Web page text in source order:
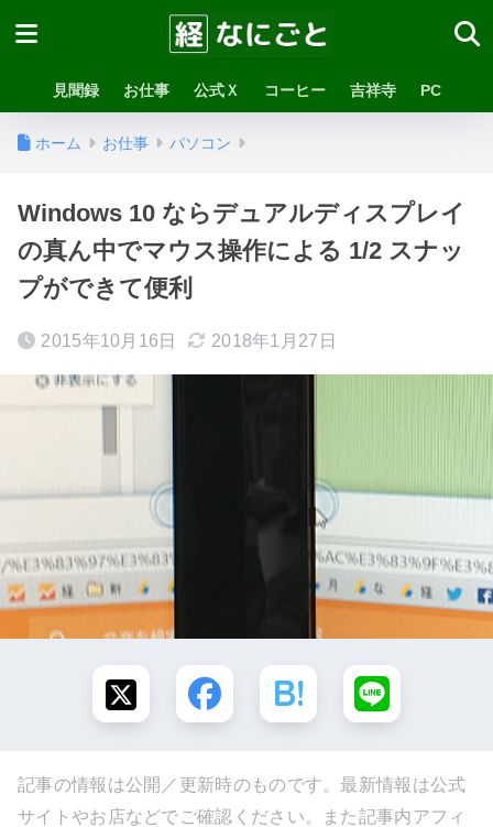
見聞録 お仕事 公式Ｘ コーヒー 吉祥寺 PC
ホーム お仕事 パソコン
Windows 10 ならデュアルディスプレイ
の真ん中でマウス操作による 1/2 スナッ
プができて便利
2015年10月16日 2018年1月27日
記事の情報は公開／更新時のものです。最新情報は公式
サイトやお店などでご確認ください。また記事内アフィ